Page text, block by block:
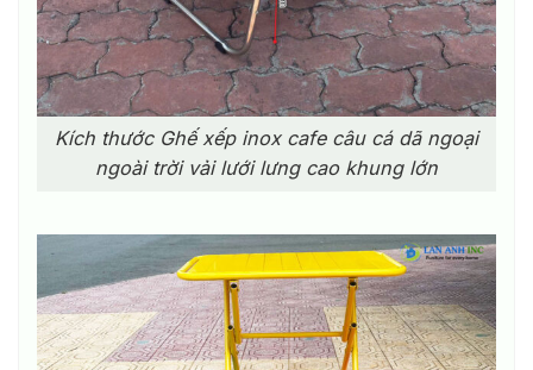
Kích thước Ghế xếp inox cafe câu cá dã ngoại
ngoài trời vải lưới lưng cao khung lớn